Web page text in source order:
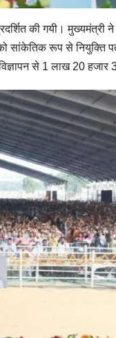
की गयी। मुख्यमंत्री
सांकेतिक रूप से नियुक्ति
से 1 लाख 20 हजार